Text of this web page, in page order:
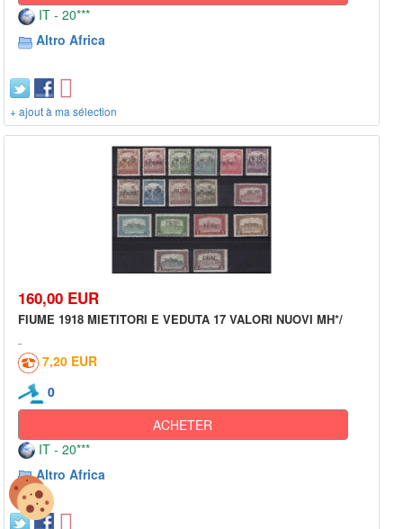
IT - 20***
Altro Africa
+ ajout à ma sélection
160,00 EUR
FIUME 1918 MIETITORI E VEDUTA 17 VALORI NUOVI MH*/
7,20 EUR
0
ACHETER
IT - 20***
Altro Africa